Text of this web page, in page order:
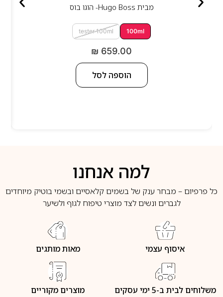
מבית Hugo Boss- הוגו בוס
100ml
tester 100ml
₪ 659.00
הוספה לסל
למה אנחנו
כל פרפיום – מבחר ענק של בשמים קלאסיים ובשמי בוטיק מיוחדים
לגברים ונשים לצד מוצרי טיפוח לגוף ולשיער
איסוף עצמי מאות מותגים
משלוחים לבית ב-5 ימי עסקים מוצרים מקוריים